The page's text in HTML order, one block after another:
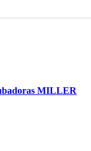
MILLER